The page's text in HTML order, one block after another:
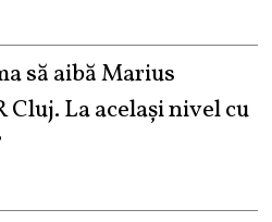
să aibă Marius
Cluj. La același nivel cu